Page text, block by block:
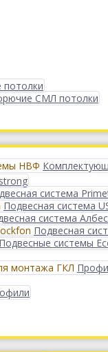
потолки
СМЛ потолки
система
Подвесная система
система Албес
Подвесная
Подвесные системы